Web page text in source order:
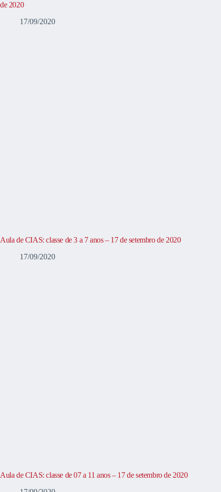
de 2020
17/09/2020
Aula de CIAS: classe de 3 a 7 anos – 17 de setembro de 2020
17/09/2020
Aula de CIAS: classe de 07 a 11 anos – 17 de setembro de 2020